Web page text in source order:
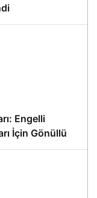
Engelli
İçin Gönüllü